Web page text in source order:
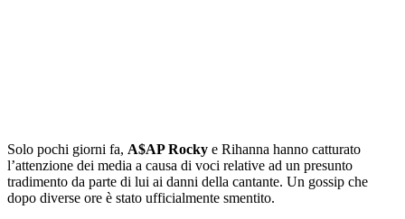
Solo pochi giorni fa, A$AP Rocky e Rihanna hanno catturato
l’attenzione dei media a causa di voci relative ad un presunto
tradimento da parte di lui ai danni della cantante. Un gossip che
dopo diverse ore è stato ufficialmente smentito.